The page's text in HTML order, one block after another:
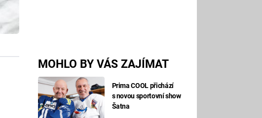
MOHLO BY VÁS ZAJÍMAT
Prima COOL přichází
s novou sportovní show
Šatna